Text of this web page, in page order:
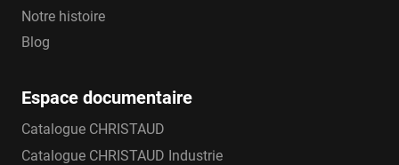
Notre histoire
Blog
Espace documentaire
Catalogue CHRISTAUD
Catalogue CHRISTAUD Industrie